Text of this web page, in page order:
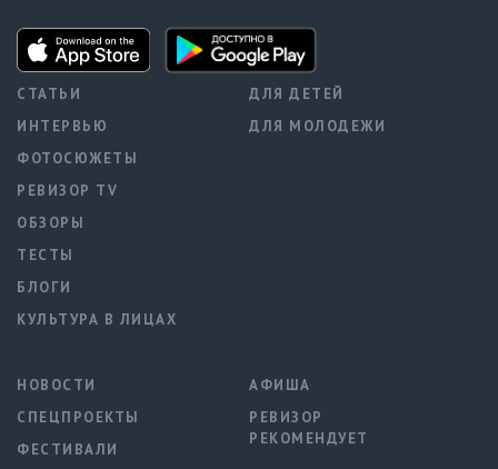
СТАТЬИ
ИНТЕРВЬЮ
ФОТОСЮЖЕТЫ
РЕВИЗОР TV
ОБЗОРЫ
ТЕСТЫ
БЛОГИ
КУЛЬТУРА В ЛИЦАХ
ДЛЯ ДЕТЕЙ
ДЛЯ МОЛОДЕЖИ
НОВОСТИ
СПЕЦПРОЕКТЫ
ФЕСТИВАЛИ
АФИША
РЕВИЗОР
РЕКОМЕНДУЕТ